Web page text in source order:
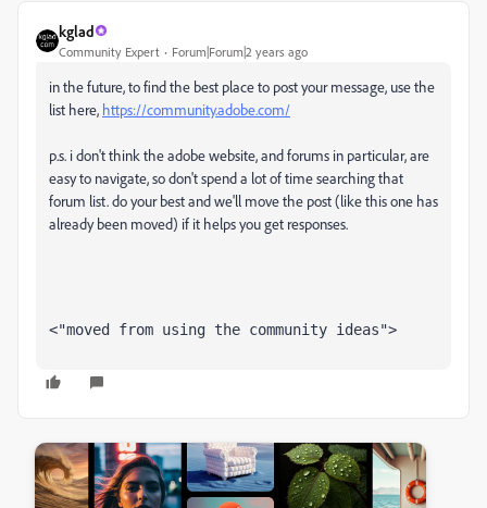
kglad
Community Expert Forum|Forum|2 years ago
in the future, to find the best place to post your message, use the
list here, https://community.adobe.com/
p.s. i don't think the adobe website, and forums in particular, are
easy to navigate, so don't spend a lot of time searching that
forum list. do your best and we'll move the post (like this one has
already been moved) if it helps you get responses.
<"moved from using the community ideas">